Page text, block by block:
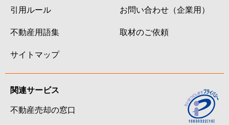
引用ルール
不動産用語集
サイトマップ
お問い合わせ（企業用）
取材のご依頼
関連サービス
不動産売却の窓口